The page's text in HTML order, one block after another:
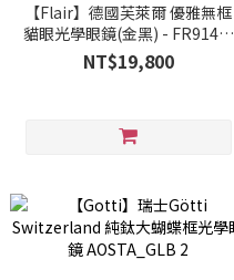
【Flair】德國芙萊爾 優雅無框
貓眼光學眼鏡(金黑) - FR9146-
100
NT$19,800